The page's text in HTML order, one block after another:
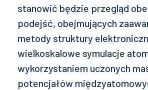
stanowić będzie przegląd
podejść, obejmujących
metody struktury
wielkoskalowe symulacje
wykorzystaniem uczonych
potencjałów